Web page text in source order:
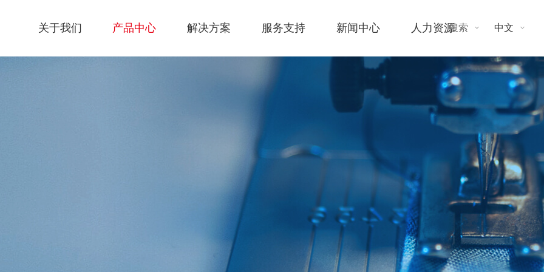
关于我们 产品中心 解决方案 服务支持 新闻中心 人力资源 中文
搜索